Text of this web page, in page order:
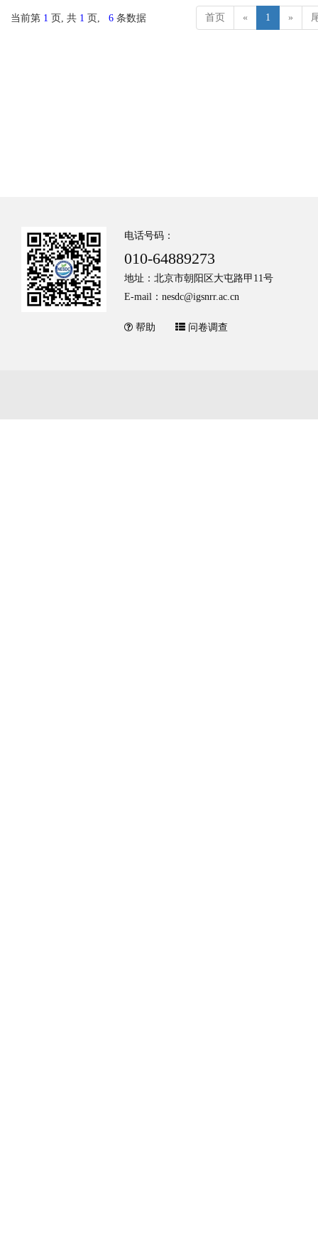
当前第 1 页, 共 1 页, 6 条数据 首页 « 1 »
电话号码：
010-64889273
地址：北京市朝阳区大屯路甲11号
E-mail：nesdc@igsnrr.ac.cn
帮助 问卷调查